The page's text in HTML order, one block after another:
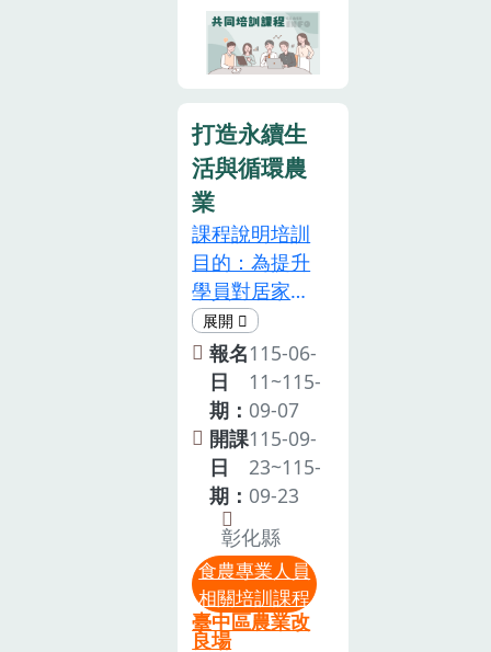
補助支應，請
參加夥伴妥善
珍惜。
教育專業人員
認可申請系
培訓 6 小時，
不另發紙本證
書。2. 主辦單
位保留調整議
程，以及接受
報名與否之權
利。3. 將依報
名順序於截止
日期後，寄送
錄取通知。4.
為尊重智慧財
產權，本課程
禁止錄影、錄
音及拍照等侵
權行為。5. 本
活動設計非屬
親子活動，囿
於現場活動空
間及設備有
申請認可食農
教育專業人
員。2.本課程
終身學習時數
及環境教育時
數(請主動提供
環教機關代
碼，若未提供
或資訊錯誤將
視為一般民眾
身分)，請有需
求之學員於報
到時告知工作
人員。3.參加
對象：從事或
有興趣從事食
農教育相關之
教學、推廣、
服務或諮詢之
人員。4.名額
有限，額滿為
止，另主辦單
小時，以協助
有意推廣食農
業人員。協助
學校有心推動
食農教育業務
之校長或教職
員，順利取得
「食農教育專
業人員」資
格，以提高本
轄學校爭取中
央政府食農教
育相關計畫補
助之競爭力。
三、參加對
象：對食農教
育有興趣之農
民朋友、學校
教職員、營養
師、推廣人員
打造永續生
活與循環農
業
課程說明培訓
目的：為提升
學員對居家與
校園種植之知
能，建立食物
來源、農業生
產與永續生活
正確認知，透
過蔬菜栽培相
關知識介紹，
引導學員了解
食物生產歷程
及食農教育核
心理念，培養
珍惜食物、友
報名
日
期：
115-06-
11~115-
09-07
開課
日
期：
115-09-
23~115-
09-23
彰化縣
食農專業人員
相關培訓課程
臺中區農業改
良場